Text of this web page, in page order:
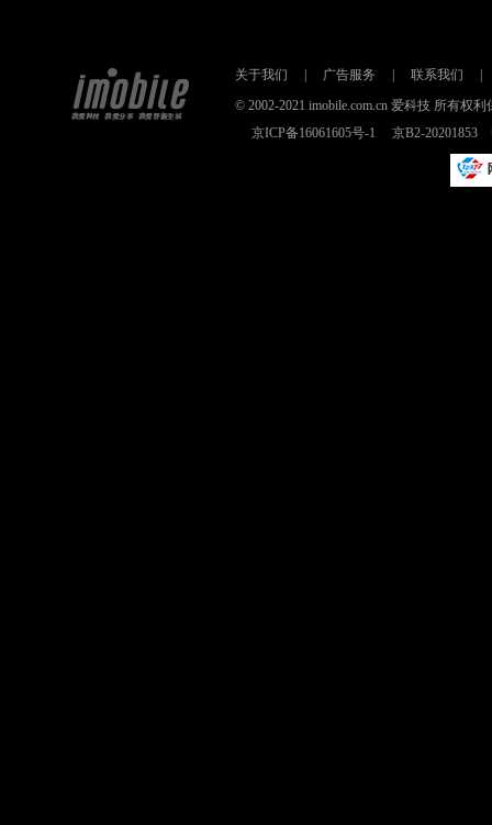
关于我们 广告服务 联系我们
© 2002-2021 imobile.com.cn 爱科技 所有权
京ICP备16061605号-1
京B2-20201853